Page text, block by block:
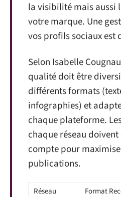
la visibilité mais aussi
votre marque. Une
vos profils sociaux est
Selon Isabelle
qualité doit être
différents formats
infographies) et
chaque plateforme.
chaque réseau
compte pour
publications.
Réseau Format